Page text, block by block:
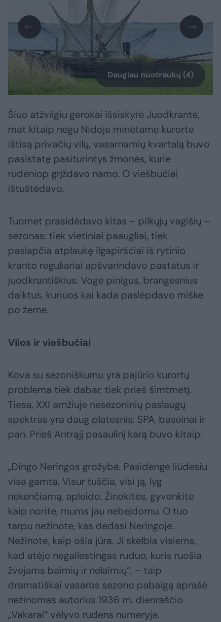
Daugiau nuotraukų (4)
Šiuo atžvilgiu gerokai išsiskyrė Juodkrantė,
mat kitaip negu Nidoje minėtame kurorte
ištisą privačių vilų, vasarnamių kvartalą buvo
pasistatę pasiturintys žmonės, kurie
rudeniop grįždavo namo. O viešbučiai
ištuštėdavo.
Tuomet prasidėdavo kitas – pilkųjų vagišių –
sezonas: tiek vietiniai paaugliai, tiek
paslapčia atplaukę ilgapirščiai iš rytinio
kranto reguliariai apšvarindavo pastatus ir
juodkrantiškius. Vogė pinigus, brangesnius
daiktus, kuriuos kai kada paslėpdavo miške
po žeme.
Vilos ir viešbučiai
Kova su sezoniškumu yra pajūrio kurortų
problema tiek dabar, tiek prieš šimtmetį.
Tiesa, XXI amžiuje nesezoninių paslaugų
spektras yra daug platesnis: SPA, baseinai ir
pan. Prieš Antrąjį pasaulinį karą buvo kitaip.
„Dingo Neringos grožybė. Pasidengė liūdesiu
visa gamta. Visur tuščia, visi ją, lyg
nekenčiamą, apleido. Žinokitės, gyvenkite
kaip norite, mums jau nebeįdomu. O tuo
tarpu nežinote, kas dedasi Neringoje.
Nežinote, kaip ošia jūra. Ji skelbia visiems,
kad atėjo negailestingas ruduo, kuris ruošia
žvejams baimių ir nelaimių“, – taip
dramatiškai vasaros sezono pabaigą aprašė
nežinomas autorius 1936 m. dienraščio
„Vakarai“ vėlyvo rudens numeryje.